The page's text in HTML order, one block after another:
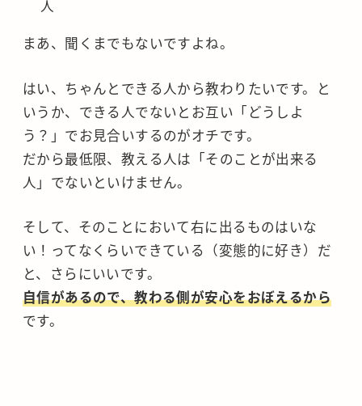
人
まあ、聞くまでもないですよね。
はい、ちゃんとできる人から教わりたいです。と
いうか、できる人でないとお互い「どうしよ
う？」でお見合いするのがオチです。
だから最低限、教える人は「そのことが出来る
人」でないといけません。
そして、そのことにおいて右に出るものはいな
い！ってなくらいできている（変態的に好き）だ
と、さらにいいです。
自信があるので、教わる側が安心をおぼえるから
です。